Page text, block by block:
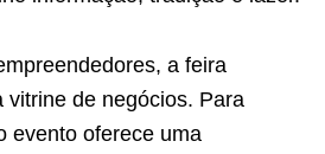
a feira
vitrine de negócios. Para
evento oferece uma